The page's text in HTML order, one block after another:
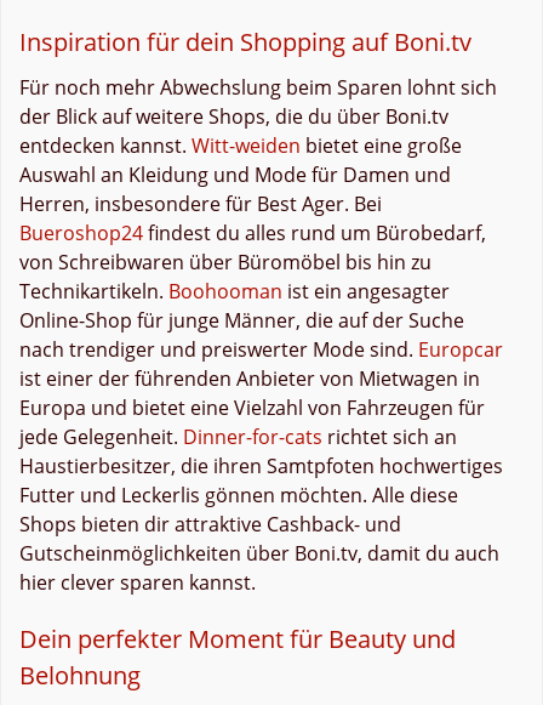
Inspiration für dein Shopping auf Boni.tv
Für noch mehr Abwechslung beim Sparen lohnt sich
der Blick auf weitere Shops, die du über Boni.tv
entdecken kannst. Witt-weiden bietet eine große
Auswahl an Kleidung und Mode für Damen und
Herren, insbesondere für Best Ager. Bei
Bueroshop24findest du alles rund um Bürobedarf,
von Schreibwaren über Büromöbel bis hin zu
Technikartikeln. Boohooman ist ein angesagter
Online-Shop für junge Männer, die auf der Suche
nach trendiger und preiswerter Mode sind. Europcar
ist einer der führenden Anbieter von Mietwagen in
Europa und bietet eine Vielzahl von Fahrzeugen für
jede Gelegenheit. Dinner-for-cats richtet sich an
Haustierbesitzer, die ihren Samtpfoten hochwertiges
Futter und Leckerlis gönnen möchten. Alle diese
Shops bieten dir attraktive Cashback- und
Gutscheinmöglichkeiten über Boni.tv, damit du auch
hier clever sparen kannst.
Dein perfekter Moment für Beauty und
Belohnung